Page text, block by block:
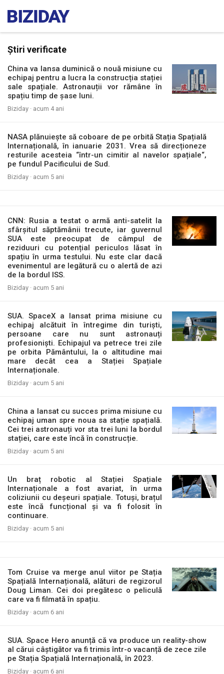
Știri verificate
China va lansa duminică o nouă misiune cu
echipaj pentru a lucra la construcția stației
sale spațiale. Astronauții vor rămâne în
spațiu timp de șase luni.
Biziday · acum 4 ani
NASA plănuiește să coboare de pe orbită Stația Spațială
Internațională, în ianuarie 2031. Vrea să direcționeze
resturile acesteia “într-un cimitir al navelor spațiale“,
pe fundul Pacificului de Sud.
Biziday · acum 5 ani
CNN: Rusia a testat o armă anti-satelit la
sfârșitul săptămânii trecute, iar guvernul
SUA este preocupat de câmpul de
reziduuri cu potențial periculos lăsat în
spațiu în urma testului. Nu este clar dacă
evenimentul are legătură cu o alertă de azi
de la bordul ISS.
Biziday · acum 5 ani
SUA. SpaceX a lansat prima misiune cu
echipaj alcătuit în întregime din turiști,
persoane care nu sunt astronauți
profesioniști. Echipajul va petrece trei zile
pe orbita Pământului, la o altitudine mai
mare decât cea a Stației Spațiale
Internaționale.
Biziday · acum 5 ani
China a lansat cu succes prima misiune cu
echipaj uman spre noua sa stație spațială.
Cei trei astronauți vor sta trei luni la bordul
stației, care este încă în construcție.
Biziday · acum 5 ani
Un braț robotic al Stației Spațiale
Internaționale a fost avariat, în urma
coliziunii cu deșeuri spațiale. Totuși, brațul
este încă funcțional și va fi folosit în
continuare.
Biziday · acum 5 ani
Tom Cruise va merge anul viitor pe Stația
Spațială Internațională, alături de regizorul
Doug Liman. Cei doi pregătesc o peliculă
care va fi filmată în spațiu.
Biziday · acum 6 ani
SUA. Space Hero anunță că va produce un reality-show
al cărui câștigător va fi trimis într-o vacanță de zece zile
pe Stația Spațială Internațională, în 2023.
Biziday · acum 6 ani